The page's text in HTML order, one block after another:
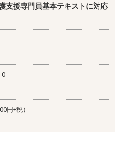
支援専門員基本テキストに対応
0
円+税）